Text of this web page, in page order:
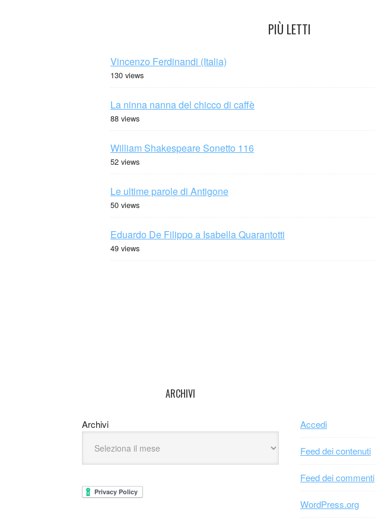
PIÙ LETTI
Vincenzo Ferdinandi (Italia)
130 views
La ninna nanna del chicco di caffè
88 views
William Shakespeare Sonetto 116
52 views
Le ultime parole di Antigone
50 views
Eduardo De Filippo a Isabella Quarantotti
49 views
ARCHIVI
Archivi Accedi
Feed dei contenuti
Feed dei commenti
WordPress.org